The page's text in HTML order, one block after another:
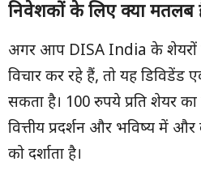
निवेशकों के लिए क्या मतलब
अगर आप DISA India के शेयरों
विचार कर रहे हैं, तो यह डिविडेंड
सकता है। 100 रुपये प्रति शेयर
वित्तीय प्रदर्शन और भविष्य में
को दर्शाता है।